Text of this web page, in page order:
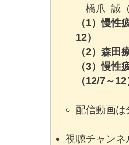
橋爪 誠（
（1）慢性
12）
（2）森田
（3）慢性
（12/7～12
配信動画は
視聴チャンネ